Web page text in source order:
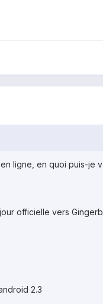
ligne, en quoi puis-je
officielle vers
2.3